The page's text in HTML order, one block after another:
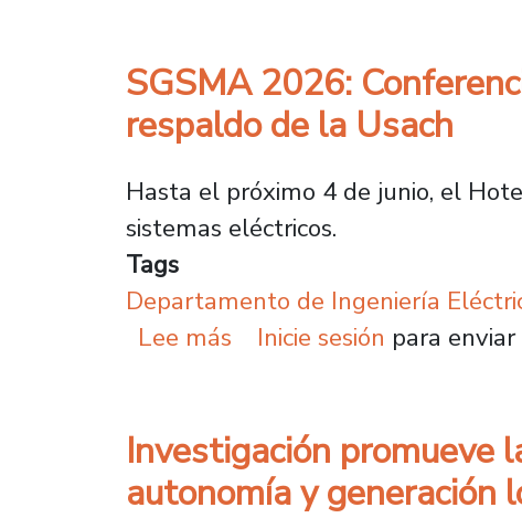
SGSMA 2026:
respaldo de la Usach
Hasta el próximo 4 de junio, el
sistemas eléctricos.
Tags
Departamento de Ingeniería
Lee más sobre SGSMA 2026:
Inicie sesión para
Investigación promueve
autonomía y generación